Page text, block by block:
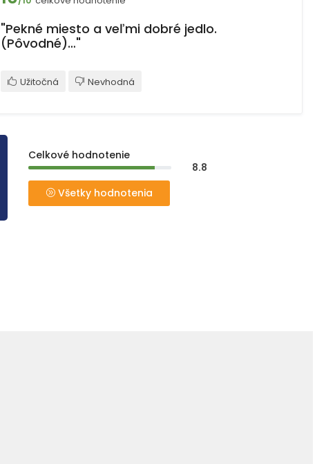
"Pekné miesto a veľmi dobré jedlo.
(Pôvodné)…"
Užitočná Nevhodná
Celkové hodnotenie
8.8
Všetky hodnotenia